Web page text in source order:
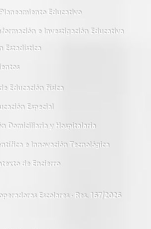
Educativo
e Investigación Educativa
Estadística
Educación Física
Especial
Domiciliaria y Hospitalaria
e Innovación Tecnológica
de Encierro
Escolares · Res. 167/2026